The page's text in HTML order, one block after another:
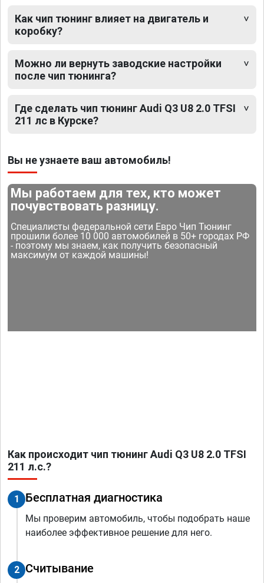
Как чип тюнинг влияет на двигатель и
коробку?
Можно ли вернуть заводские настройки
после чип тюнинга?
Где сделать чип тюнинг Audi Q3 U8 2.0 TFSI
211 лс в Курске?
Вы не узнаете ваш автомобиль!
Мы работаем для тех, кто может
почувствовать разницу.
Специалисты федеральной сети Евро Чип Тюнинг
прошили более 10 000 автомобилей в 50+ городах РФ
- поэтому мы знаем, как получить безопасный
максимум от каждой машины!
Как происходит чип тюнинг Audi Q3 U8 2.0 TFSI
211 л.с.?
1 Бесплатная диагностика
Мы проверим автомобиль, чтобы подобрать наше
наиболее эффективное решение для него.
2 Считывание